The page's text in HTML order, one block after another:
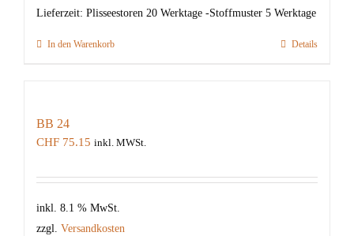
Lieferzeit: Plisseestoren 20 Werktage -Stoffmuster 5 Werktage
In den Warenkorb Details
BB 24
CHF 75.15 inkl. MWSt.
inkl. 8.1 % MwSt.
zzgl. Versandkosten